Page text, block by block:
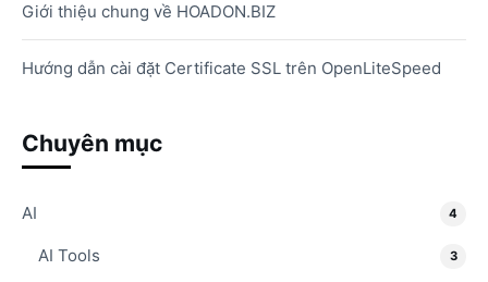
Giới thiệu chung về HOADON.BIZ
Hướng dẫn cài đặt Certificate SSL trên OpenLiteSpeed
Chuyên mục
AI 4
AI Tools 3